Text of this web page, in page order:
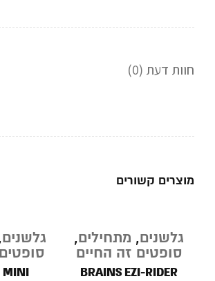
חוות דעת (0)
מוצרים קשורים
גלשנים, מתחילים,
סופטים זה החיים
BRAINS EZI-RIDER
גלשנים
MINI